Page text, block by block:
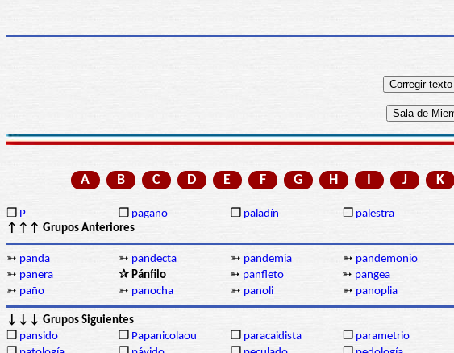
A B C D E F G H I J K
❒ P ❒ pagano ❒ paladín ❒ palestra
↑↑↑ Grupos Anteriores
➳ panda ➳ pandecta ➳ pandemia ➳ pandemonio
➳ panera ✰ Pánfilo ➳ panfleto ➳ pangea
➳ paño ➳ panocha ➳ panoli ➳ panoplia
↓↓↓ Grupos Siguientes
❒ pansido ❒ Papanicolaou ❒ paracaidista ❒ parametrio